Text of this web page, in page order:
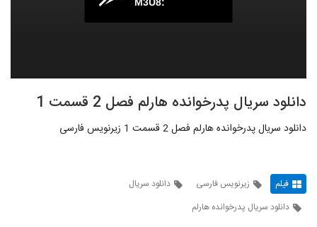
دانلود سریال پدرخوانده هارلم فصل 2 قسمت 1
دانلود سریال پدرخوانده هارلم فصل 2 قسمت 1 زیرنویس فارسی
فیلم زیرنویس فارسی
دانلود سریال
دانلود سریال پدرخوانده هارلم